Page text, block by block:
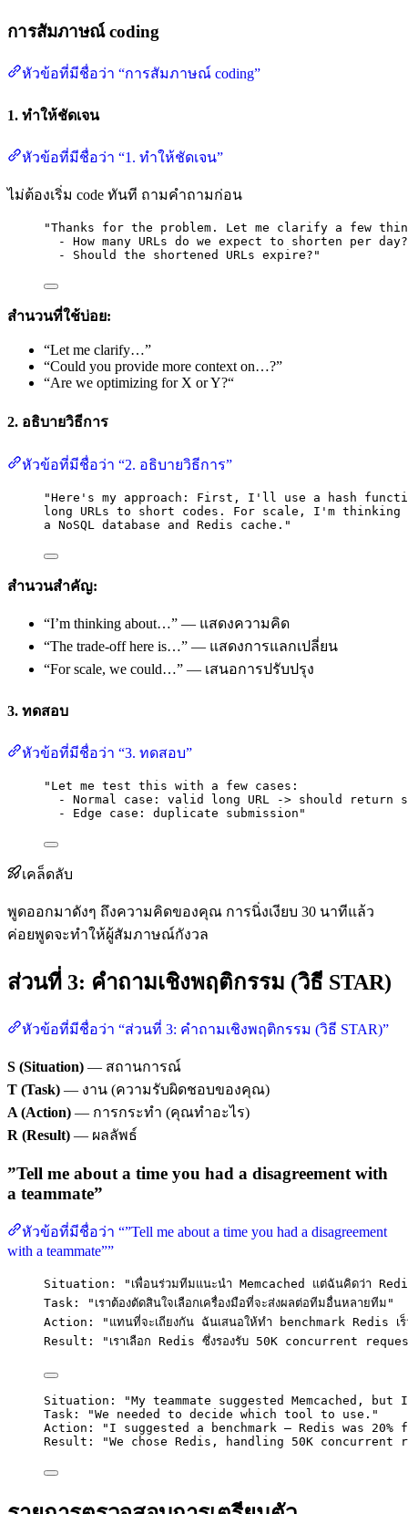
การสัมภาษณ์ coding
หัวข้อที่มีชื่อว่า “การสัมภาษณ์ coding”
1. ทำให้ชัดเจน
หัวข้อที่มีชื่อว่า “1. ทำให้ชัดเจน”
ไม่ต้องเริ่ม code ทันที ถามคำถามก่อน
"Thanks for the problem. Let me clarify a few
- How many URLs do we expect to shorten per day?
- Should the shortened URLs expire?"
สำนวนที่ใช้บ่อย:
“Let me clarify…”
“Could you provide more context on…?”
“Are we optimizing for X or Y?“
2. อธิบายวิธีการ
หัวข้อที่มีชื่อว่า “2. อธิบายวิธีการ”
"Here's my approach: First, I'll use a hash
long URLs to short codes. For scale, I'm thinking
a NoSQL database and Redis cache."
สำนวนสำคัญ:
“I’m thinking about…” — แสดงความคิด
“The trade-off here is…” — แสดงการแลกเปลี่ยน
“For scale, we could…” — เสนอการปรับปรุง
3. ทดสอบ
หัวข้อที่มีชื่อว่า “3. ทดสอบ”
"Let me test this with a few cases:
- Normal case: valid long URL -> should return
- Edge case: duplicate submission"
เคล็ดลับ
พูดออกมาดังๆ ถึงความคิดของคุณ การนิ่งเงียบ 30 นาทีแล้ว
ค่อยพูดจะทำให้ผู้สัมภาษณ์กังวล
ส่วนที่ 3: คำถามเชิงพฤติกรรม (วิธี STAR)
หัวข้อที่มีชื่อว่า “ส่วนที่ 3: คำถามเชิงพฤติกรรม (วิธี STAR)”
S (Situation) — สถานการณ์
T (Task) — งาน (ความรับผิดชอบของคุณ)
A (Action) — การกระทำ (คุณทำอะไร)
R (Result) — ผลลัพธ์
”Tell me about a time you had a disagreement with
a teammate”
หัวข้อที่มีชื่อว่า “”Tell me about a time you had a disagreement
with a teammate””
Situation: "เพื่อนร่วมทีมแนะนำ Memcached แต่ฉันคิดว่า
Task: "เราต้องตัดสินใจเลือกเครื่องมือที่จะส่งผลต่อทีมอื่นหลายทีม"
Action: "แทนที่จะเถียงกัน ฉันเสนอให้ทำ benchmark Redis เร็
Result: "เราเลือก Redis ซึ่งรองรับ 50K concurrent
Situation: "My teammate suggested Memcached,
Task: "We needed to decide which tool to use."
Action: "I suggested a benchmark — Redis was
Result: "We chose Redis, handling 50K concurrent